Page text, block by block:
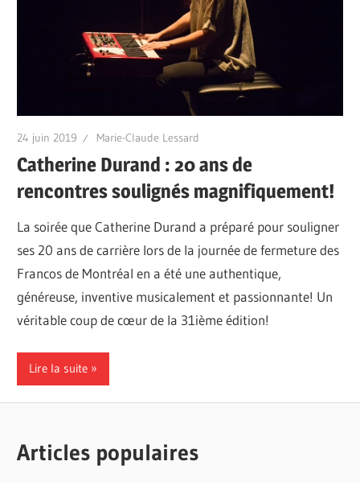
24 juin 2019 Marie-Claude Lessard
Catherine Durand : 20 ans de
rencontres soulignés magnifiquement!
La soirée que Catherine Durand a préparé pour souligner
ses 20 ans de carrière lors de la journée de fermeture des
Francos de Montréal en a été une authentique,
généreuse, inventive musicalement et passionnante! Un
véritable coup de cœur de la 31ième édition!
Lire la suite
Articles populaires